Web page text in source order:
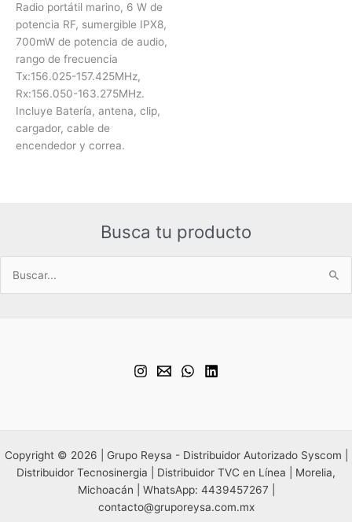
Radio portátil marino, 6 W de
potencia RF, sumergible IPX8,
700mW de potencia de audio,
rango de frecuencia
Tx:156.025-157.425MHz,
Rx:156.050-163.275MHz.
Incluye Batería, antena, clip,
cargador, cable de
encendedor y correa.
Busca tu producto
Buscar
por:
Copyright © 2026 | Grupo Reysa - Distribuidor Autorizado Syscom |
Distribuidor Tecnosinergia | Distribuidor TVC en Línea | Morelia,
Michoacán | WhatsApp: 4439457267 |
contacto@gruporeysa.com.mx